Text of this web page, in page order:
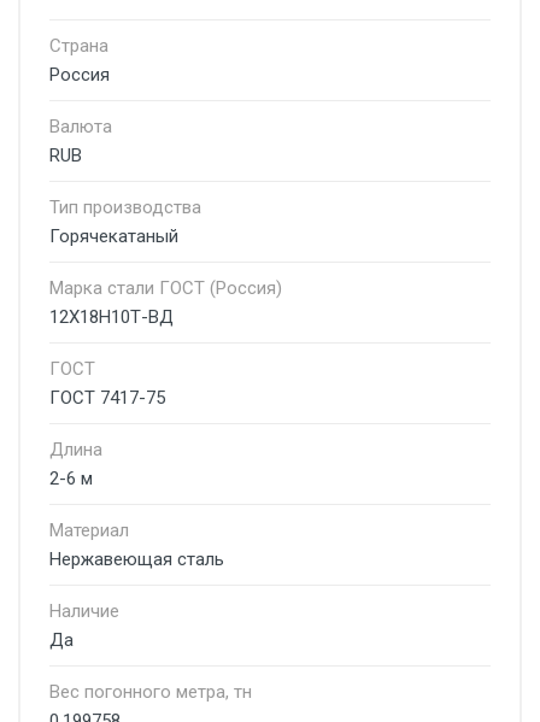
Страна
Россия
Валюта
RUB
Тип производства
Горячекатаный
Марка стали ГОСТ (Россия)
12Х18Н10Т-ВД
ГОСТ
ГОСТ 7417-75
Длина
2-6 м
Материал
Нержавеющая сталь
Наличие
Да
Вес погонного метра, тн